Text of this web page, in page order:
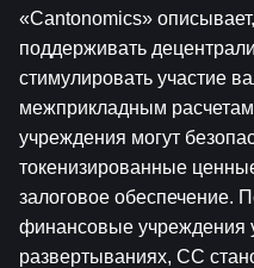
«Cantonomics»
поддерживать
стимулировать участие
межприкладным
учреждения могут
токенизированные
залоговое обеспечение.
финансовые учреждения
развертываниях, CC